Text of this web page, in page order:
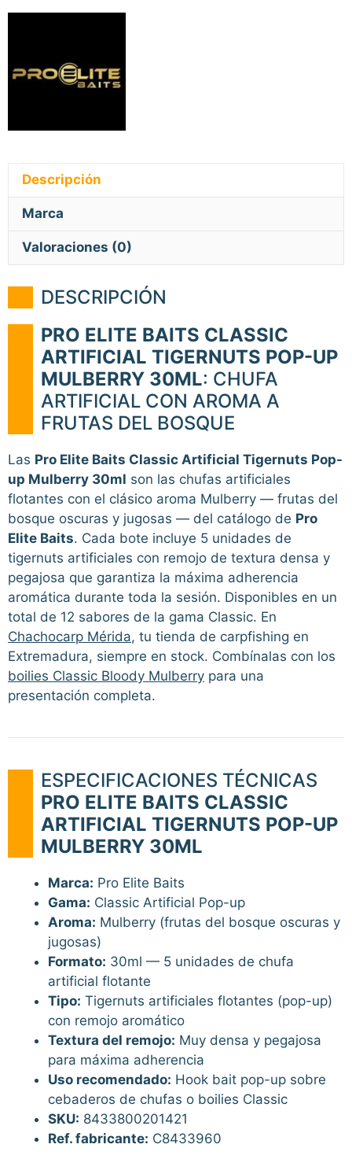
Descripción
Marca
Valoraciones (0)
DESCRIPCIÓN
PRO ELITE BAITS CLASSIC
ARTIFICIAL TIGERNUTS POP-UP
MULBERRY 30ML: CHUFA
ARTIFICIAL CON AROMA A
FRUTAS DEL BOSQUE
Las Pro Elite Baits Classic Artificial Tigernuts Pop-
up Mulberry 30ml son las chufas artificiales
flotantes con el clásico aroma Mulberry — frutas del
bosque oscuras y jugosas — del catálogo de Pro
Elite Baits. Cada bote incluye 5 unidades de
tigernuts artificiales con remojo de textura densa y
pegajosa que garantiza la máxima adherencia
aromática durante toda la sesión. Disponibles en un
total de 12 sabores de la gama Classic. En
Chachocarp Mérida, tu tienda de carpfishing en
Extremadura, siempre en stock. Combínalas con los
boilies Classic Bloody Mulberry para una
presentación completa.
ESPECIFICACIONES TÉCNICAS
PRO ELITE BAITS CLASSIC
ARTIFICIAL TIGERNUTS POP-UP
MULBERRY 30ML
Marca: Pro Elite Baits
Gama: Classic Artificial Pop-up
Aroma: Mulberry (frutas del bosque oscuras y
jugosas)
Formato: 30ml — 5 unidades de chufa
artificial flotante
Tipo: Tigernuts artificiales flotantes (pop-up)
con remojo aromático
Textura del remojo: Muy densa y pegajosa
para máxima adherencia
Uso recomendado: Hook bait pop-up sobre
cebaderos de chufas o boilies Classic
SKU: 8433800201421
Ref. fabricante: C8433960